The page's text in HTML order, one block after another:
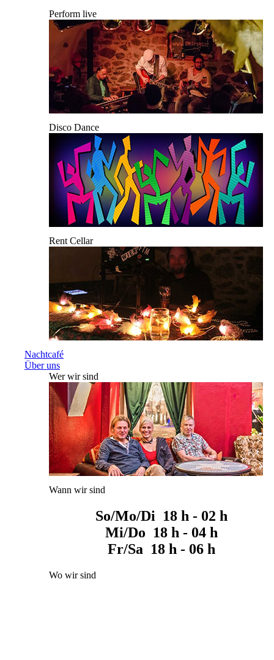
Perform live
Disco Dance
Rent Cellar
Nachtcafé
Über uns
Wer wir sind
Wann wir sind
So/Mo/Di 18 h - 02 h
Mi/Do 18 h - 04 h
Fr/Sa 18 h - 06 h
Wo wir sind